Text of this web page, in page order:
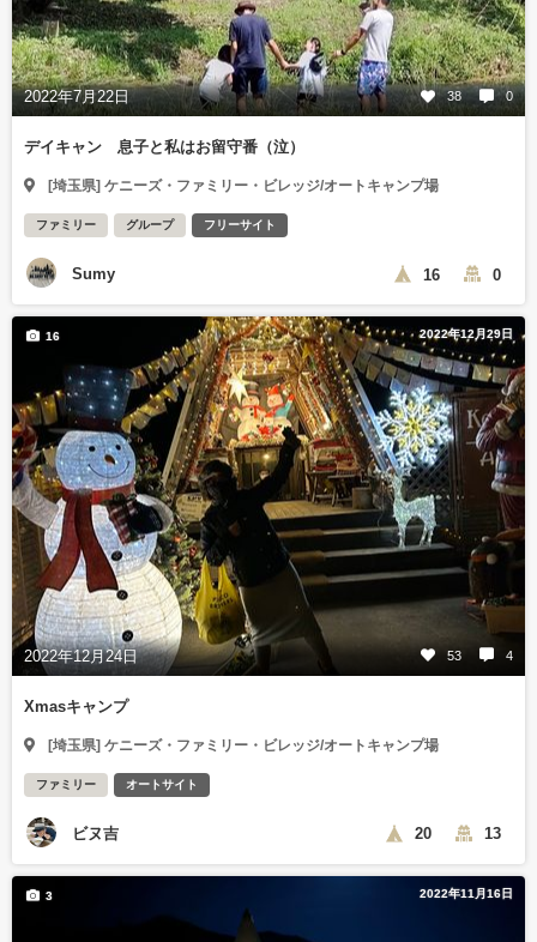
2022年7月22日 38 0
デイキャン 息子と私はお留守番（泣）
[埼玉県] ケニーズ・ファミリー・ビレッジ/オートキャンプ場
ファミリー グループ フリーサイト
Sumy 16 0
2022年12月29日
2022年12月24日 53 4
16
Xmasキャンプ
[埼玉県] ケニーズ・ファミリー・ビレッジ/オートキャンプ場
ファミリー オートサイト
ビヌ吉 20 13
2022年11月16日
3